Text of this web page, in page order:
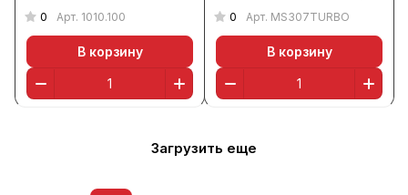
0 Арт. 1010.100
В корзину
13 DIN, турбоблок, FULL
0 Арт. MS307TURBO
В корзину
Загрузить еще